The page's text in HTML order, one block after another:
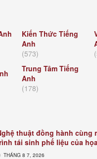
Kiến Thức Tiếng
Anh
(573)
Trung Tâm Tiếng
Anh
(178)
thuật đồng hành cùng
tái sinh phế liệu của
THÁNG 8 7, 2026